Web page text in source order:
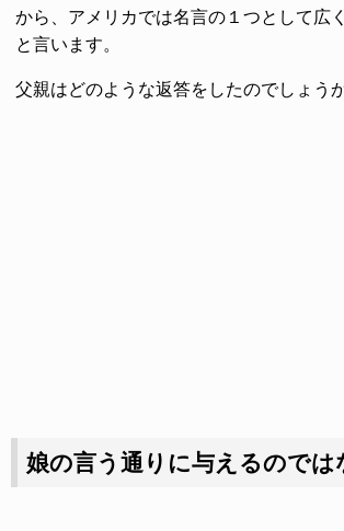
から、アメリカでは名言の１つとして広
と言います。
父親はどのような返答をしたのでしょう
娘の言う通りに与えるので